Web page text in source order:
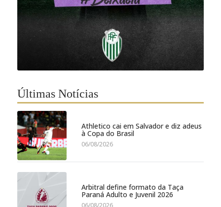
Últimas Notícias
Athletico cai em Salvador e diz adeus
à Copa do Brasil
06/08/2026
Arbitral define formato da Taça
Paraná Adulto e Juvenil 2026
06/08/2026